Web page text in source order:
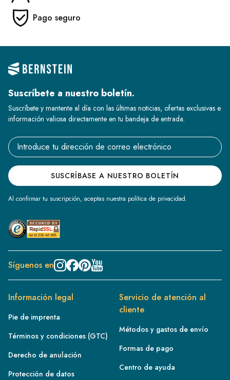
Pago seguro
Suscríbete a nuestro boletín.
Suscríbete y mantente al día con las últimas noticias, ofertas exclusivas e
información valiosa directamente en tu bandeja de entrada.
Email address
SUSCRÍBASE A NUESTRO BOLETÍN
Al confirmar tu suscripción, aceptas nuestra política de privacidad.
Síguenos en
Información legal
Pie de imprenta
Términos y condiciones (GTC)
Derecho de anulación
Protección de datos
Servicio de atención al
cliente
Métodos y gastos de envío
Formas de pago
Centro de ayuda